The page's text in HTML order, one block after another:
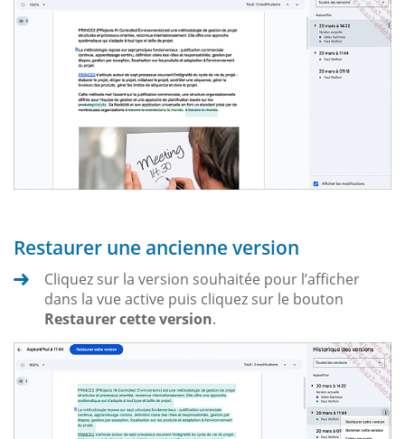
Restaurer une ancienne version
Cliquez sur la version souhaitée pour l’afficher
dans la vue active puis cliquez sur le bouton
Restaurer cette version.